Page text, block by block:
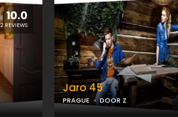
10.0
2 REVIEWS
Jaro 45
PRAGUE DOOR Z